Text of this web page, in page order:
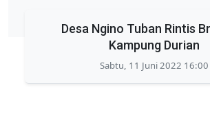
Desa Ngino Tuban Rintis
Kampung Durian
Sabtu, 11 Juni 2022 16:00